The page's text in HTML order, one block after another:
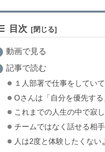
目次
動画で見る
記事で読む
１人部署で仕事をしてい
Oさんは「自分を優先す
これまでの人生の中で寂
チームではなく話せる相
人は2度と体験したくな